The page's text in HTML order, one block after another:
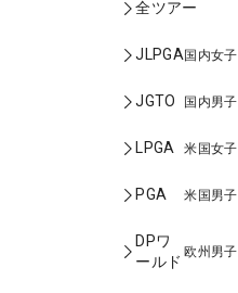
全ツアー
JLPGA国内女子
JGTO 国内男子
LPGA 米国女子
PGA 米国男子
DPワ
ールド
欧州男子